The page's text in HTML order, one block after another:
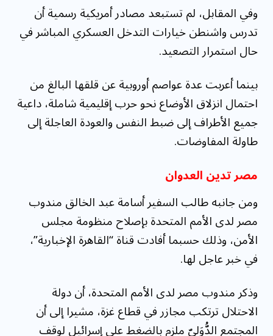
وفي المقابل، لم تستبعد مصادر أمريكية رسمية أن
تدرس واشنطن خيارات التدخل العسكري المباشر في
حال استمرار التصعيد.
بينما أعربت عدة عواصم أوروبية عن قلقها البالغ من
احتمال انزلاق الأوضاع نحو حرب إقليمية شاملة، داعية
جميع الأطراف إلى ضبط النفس والعودة العاجلة إلى
طاولة المفاوضات.
مصر تدين العدوان
ومن جانبه طالب السفير أسامة عبد الخالق مندوب
مصر لدى الأمم المتحدة بإصلاح منظومة مجلس
الأمن، وذلك حسبما أفادت قناة “القاهرة الإخبارية”،
في خبر عاجل لها.
وذكر مندوب مصر لدى الأمم المتحدة، أن دولة
الاحتلال ترتكب مجازر في قطاع غزة، مشيرا إلى أن
المجتمع الدُّوَليّ ملزم بالضغط على إسرائيل لوقف